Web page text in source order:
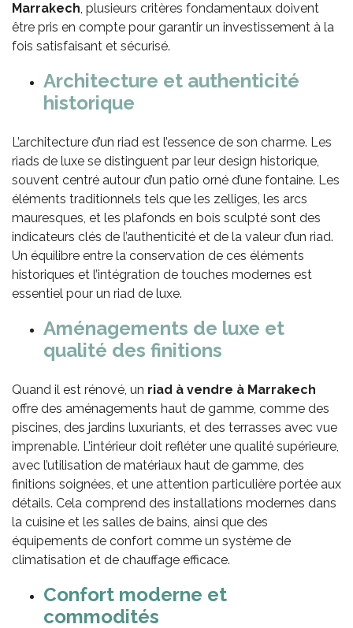
Marrakech, plusieurs critères fondamentaux doivent
être pris en compte pour garantir un investissement à la
fois satisfaisant et sécurisé.
Architecture et authenticité
historique
L’architecture d’un riad est l’essence de son charme. Les
riads de luxe se distinguent par leur design historique,
souvent centré autour d’un patio orné d’une fontaine. Les
éléments traditionnels tels que les zelliges, les arcs
mauresques, et les plafonds en bois sculpté sont des
indicateurs clés de l’authenticité et de la valeur d’un riad.
Un équilibre entre la conservation de ces éléments
historiques et l’intégration de touches modernes est
essentiel pour un riad de luxe.
Aménagements de luxe et
qualité des finitions
Quand il est rénové, un riad à vendre à Marrakech
offre des aménagements haut de gamme, comme des
piscines, des jardins luxuriants, et des terrasses avec vue
imprenable. L’intérieur doit refléter une qualité supérieure,
avec l’utilisation de matériaux haut de gamme, des
finitions soignées, et une attention particulière portée aux
détails. Cela comprend des installations modernes dans
la cuisine et les salles de bains, ainsi que des
équipements de confort comme un système de
climatisation et de chauffage efficace.
Confort moderne et
commodités